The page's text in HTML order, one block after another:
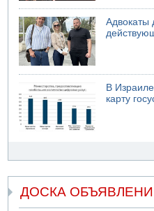
Адвокаты
В
карту
ДОСКА